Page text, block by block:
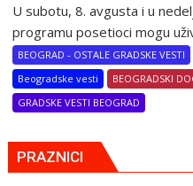
U subotu, 8. avgusta i u
programu posetioci mogu
BEOGRAD - OSTALE GRADSKE VESTI
Beogradske vesti
BEOGRADSKI
GRADSKE VESTI BEOGRAD
PRAZNICI